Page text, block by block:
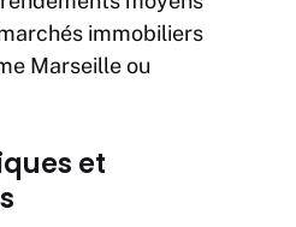
immobiliers
Marseille ou
et